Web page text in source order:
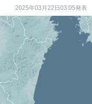
2025年03月22日03:05発表